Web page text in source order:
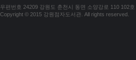
우편번호 24209 강원도 춘천시 동면 소양강로 110 102
Copyright © 2015 강원점자도서관. All rights reserved.